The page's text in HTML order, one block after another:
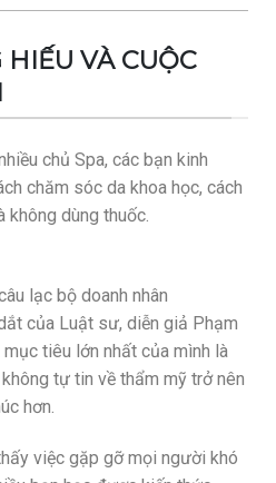
VÀ CUỘC
chủ Spa, các bạn kinh
chăm sóc da khoa học, cách
không dùng thuốc.
lạc bộ doanh nhân
của Luật sư, diễn giả Phạm
tiêu lớn nhất của mình là
tự tin về thẩm mỹ trở nên
hơn.
việc gặp gỡ mọi người khó